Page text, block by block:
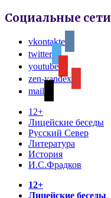
Социальные сети
vkontakte
twitter
youtube
zen-yandex
mail
12+
Лицейские беседы
Русский Север
Литература
История
И.С.Фрадков
12+
Лицейские беседы